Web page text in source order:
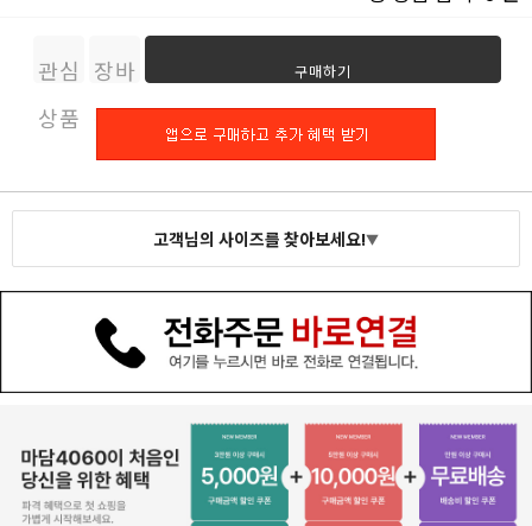
관심
상품
장바
구니
구매하기
고객님의 사이즈를 찾아보세요!▼